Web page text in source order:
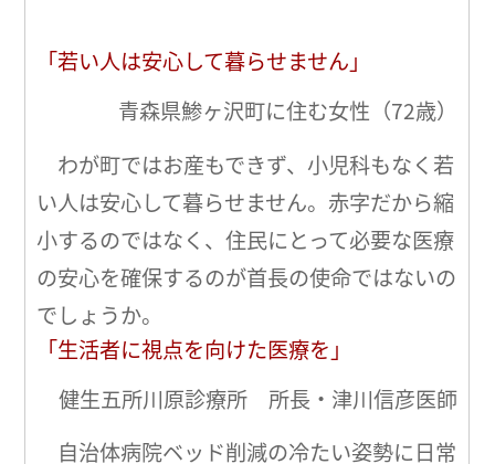
「若い人は安心して暮らせません」
青森県鯵ヶ沢町に住む女性（72歳）
わが町ではお産もできず、小児科もなく若
い人は安心して暮らせません。赤字だから縮
小するのではなく、住民にとって必要な医療
の安心を確保するのが首長の使命ではないの
でしょうか。
「生活者に視点を向けた医療を」
健生五所川原診療所 所長・津川信彦医師
自治体病院ベッド削減の冷たい姿勢に日常